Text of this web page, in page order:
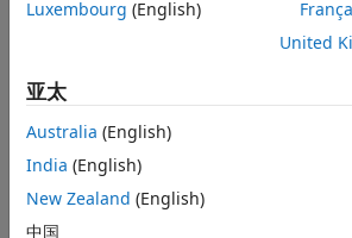
本页内容对您有帮助
Luxembourg (English)
United
亚太
Australia (English)
India (English)
New Zealand (English)
中国
信任中心 商标 隐私政策